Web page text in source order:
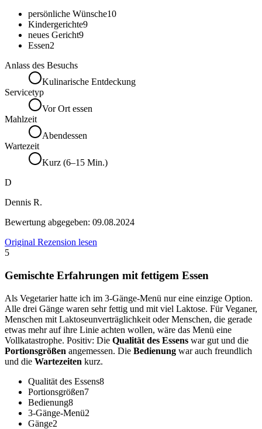
persönliche Wünsche10
Kindergerichte9
neues Gericht9
Essen2
Anlass des Besuchs
Kulinarische Entdeckung
Servicetyp
Vor Ort essen
Mahlzeit
Abendessen
Wartezeit
Kurz (6–15 Min.)
D
Dennis R.
Bewertung abgegeben: 09.08.2024
Original Rezension lesen
5
Gemischte Erfahrungen mit fettigem Essen
Als Vegetarier hatte ich im 3-Gänge-Menü nur eine einzige Option.
Alle drei Gänge waren sehr fettig und mit viel Laktose. Für Veganer,
Menschen mit Laktoseunverträglichkeit oder Menschen, die gerade
etwas mehr auf ihre Linie achten wollen, wäre das Menü eine
Vollkatastrophe. Positiv: Die Qualität des Essens war gut und die
Portionsgrößen angemessen. Die Bedienung war auch freundlich
und die Wartezeiten kurz.
Qualität des Essens8
Portionsgrößen7
Bedienung8
3-Gänge-Menü2
Gänge2